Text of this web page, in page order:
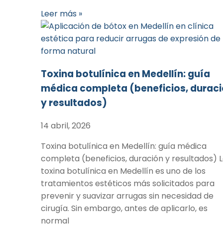
Leer más »
Toxina botulínica en Medellín: guía
médica completa (beneficios,
y resultados)
14 abril, 2026
Toxina botulínica en Medellín: guía médica
completa (beneficios, duración y resultados)
toxina botulínica en Medellín es uno de los
tratamientos estéticos más solicitados para
prevenir y suavizar arrugas sin necesidad de
cirugía. Sin embargo, antes de aplicarlo, es
normal